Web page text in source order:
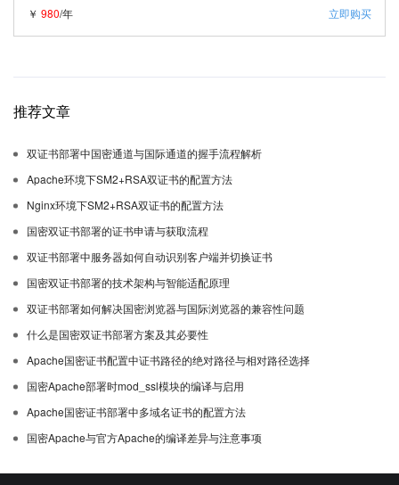
立即购买
￥ 980/年
推荐文章
双证书部署中国密通道与国际通道的握手流程解析
Apache环境下SM2+RSA双证书的配置方法
Nginx环境下SM2+RSA双证书的配置方法
国密双证书部署的证书申请与获取流程
双证书部署中服务器如何自动识别客户端并切换证书
国密双证书部署的技术架构与智能适配原理
双证书部署如何解决国密浏览器与国际浏览器的兼容性问题
什么是国密双证书部署方案及其必要性
Apache国密证书配置中证书路径的绝对路径与相对路径选择
国密Apache部署时mod_ssl模块的编译与启用
Apache国密证书部署中多域名证书的配置方法
国密Apache与官方Apache的编译差异与注意事项